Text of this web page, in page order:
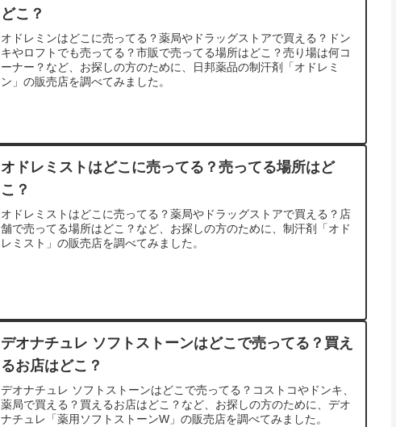
どこ？
オドレミンはどこに売ってる？薬局やドラッグストアで買える？ドン
キやロフトでも売ってる？市販で売ってる場所はどこ？売り場は何コ
ーナー？など、お探しの方のために、日邦薬品の制汗剤「オドレミ
ン」の販売店を調べてみました。
オドレミストはどこに売ってる？売ってる場所はど
こ？
オドレミストはどこに売ってる？薬局やドラッグストアで買える？店
舗で売ってる場所はどこ？など、お探しの方のために、制汗剤「オド
レミスト」の販売店を調べてみました。
デオナチュレ ソフトストーンはどこで売ってる？買え
るお店はどこ？
デオナチュレ ソフトストーンはどこで売ってる？コストコやドンキ、
薬局で買える？買えるお店はどこ？など、お探しの方のために、デオ
ナチュレ「薬用ソフトストーンW」の販売店を調べてみました。